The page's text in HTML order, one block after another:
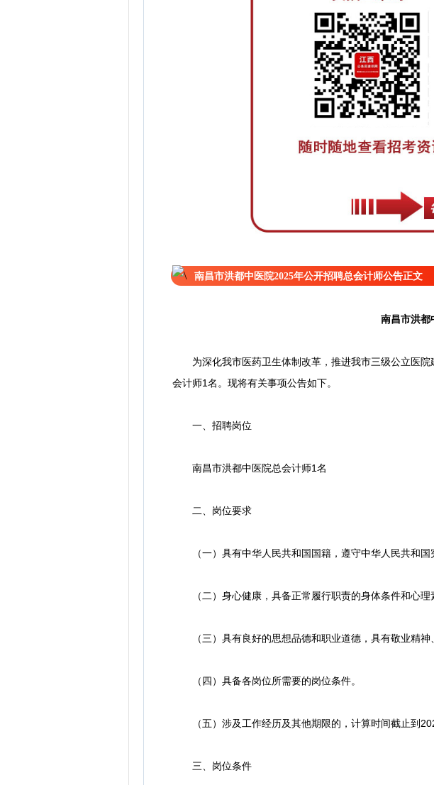
南昌市洪都中医院2025年公开招聘总会计师公告正文
南昌市洪都
为深化我市医药卫生体制改革，推进我市三级公立医
会计师1名。现将有关事项公告如下。
一、招聘岗位
南昌市洪都中医院总会计师1名
二、岗位要求
（一）具有中华人民共和国国籍，遵守中华人民共和国
（二）身心健康，具备正常履行职责的身体条件和心理
（三）具有良好的思想品德和职业道德，具有敬业精神
（四）具备各岗位所需要的岗位条件。
（五）涉及工作经历及其他期限的，计算时间截止到
三、岗位条件